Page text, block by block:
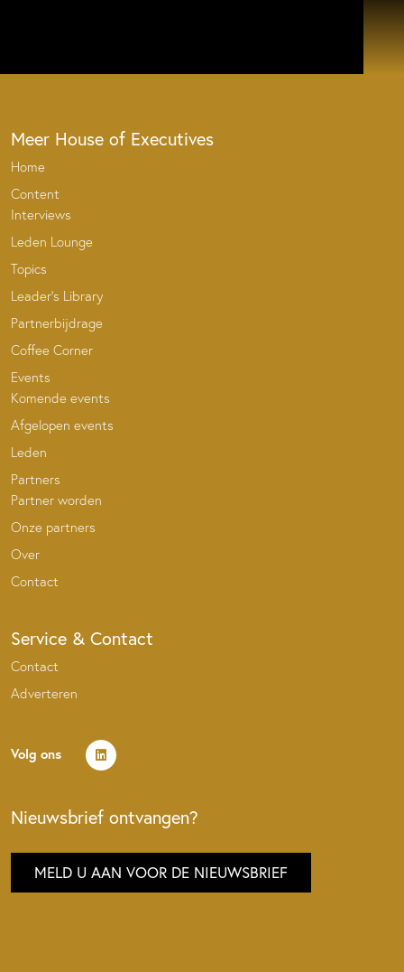
Meer House of Executives
Home
Content
Interviews
Leden Lounge
Topics
Leader’s Library
Partnerbijdrage
Coffee Corner
Events
Komende events
Afgelopen events
Leden
Partners
Partner worden
Onze partners
Over
Contact
Service & Contact
Contact
Adverteren
Volg ons
Nieuwsbrief ontvangen?
MELD U AAN VOOR DE NIEUWSBRIEF